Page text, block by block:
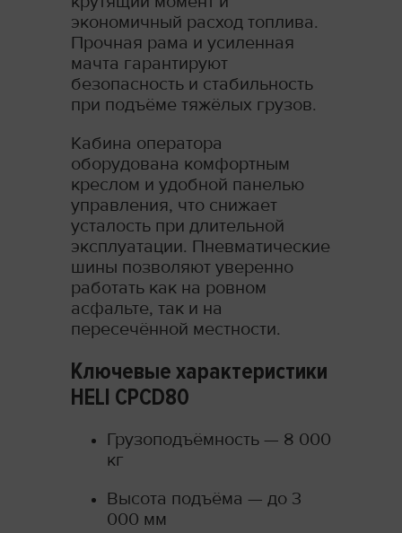
экономичный расход топлива.
Прочная рама и усиленная
мачта гарантируют
безопасность и стабильность
при подъёме тяжёлых грузов.
Кабина оператора
оборудована комфортным
креслом и удобной панелью
управления, что снижает
усталость при длительной
эксплуатации. Пневматические
шины позволяют уверенно
работать как на ровном
асфальте, так и на
пересечённой местности.
Ключевые характеристики
HELI CPCD80
Грузоподъёмность — 8 000
кг
Высота подъёма — до 3
000 мм